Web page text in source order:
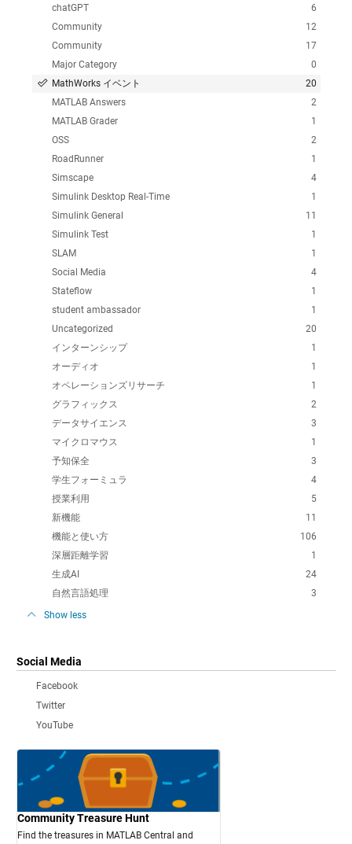
6
chatGPT
12
Community
17
Community
0
Major Category
20
MathWorks イベント
2
MATLAB Answers
1
MATLAB Grader
2
OSS
1
RoadRunner
4
Simscape
1
Simulink Desktop Real-Time
11
Simulink General
1
Simulink Test
1
SLAM
4
Social Media
1
Stateflow
1
student ambassador
20
Uncategorized
1
インターンシップ
1
オーディオ
1
オペレーションズリサーチ
2
グラフィックス
3
データサイエンス
1
マイクロマウス
3
予知保全
4
学生フォーミュラ
5
授業利用
11
新機能
106
機能と使い方
1
深層距離学習
24
生成AI
3
自然言語処理
Show less
Social Media
Facebook
Twitter
YouTube
Community Treasure Hunt
Find the treasures in MATLAB Central and